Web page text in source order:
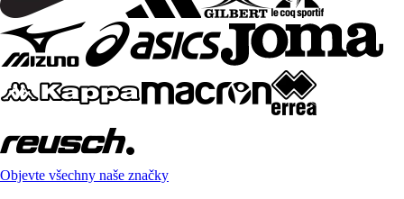
Objevte všechny naše značky